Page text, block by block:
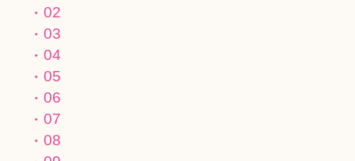
02
03
04
05
06
07
08